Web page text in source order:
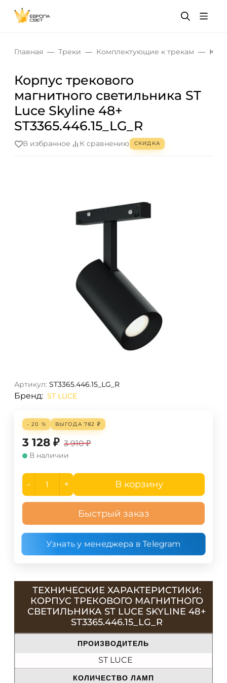
Главная Треки Комплектующие к трекам
Корпус трекового
магнитного светильника ST
Luce Skyline 48+
ST3365.446.15_LG_R
В избранное К сравнению СКИДКА
Артикул: ST3365.446.15_LG_R
Бренд: ST LUCE
- 20 % ВЫГОДА 782 ₽
3 128 ₽ 3 910 ₽
В наличии
- + В корзину
Быстрый заказ
Узнать у менеджера в Telegram
ТЕХНИЧЕСКИЕ ХАРАКТЕРИСТИКИ:
КОРПУС ТРЕКОВОГО МАГНИТНОГО
СВЕТИЛЬНИКА ST LUCE SKYLINE 48+
ST3365.446.15_LG_R
ПРОИЗВОДИТЕЛЬ
ST LUCE
КОЛИЧЕСТВО ЛАМП